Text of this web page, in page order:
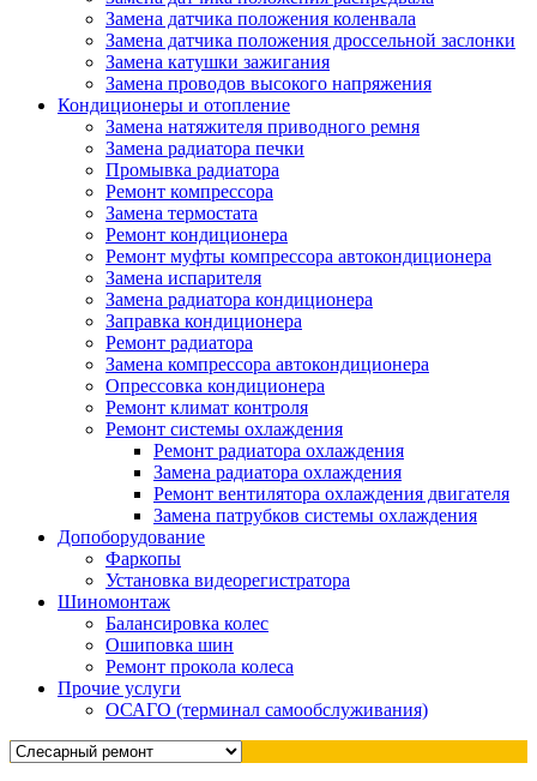
Замена датчика положения коленвала
Замена датчика положения дроссельной заслонки
Замена катушки зажигания
Замена проводов высокого напряжения
Кондиционеры и отопление
Замена натяжителя приводного ремня
Замена радиатора печки
Промывка радиатора
Ремонт компрессора
Замена термостата
Ремонт кондиционера
Ремонт муфты компрессора автокондиционера
Замена испарителя
Замена радиатора кондиционера
Заправка кондиционера
Ремонт радиатора
Замена компрессора автокондиционера
Опрессовка кондиционера
Ремонт климат контроля
Ремонт системы охлаждения
Ремонт радиатора охлаждения
Замена радиатора охлаждения
Ремонт вентилятора охлаждения двигателя
Замена патрубков системы охлаждения
Допоборудование
Фаркопы
Установка видеорегистратора
Шиномонтаж
Балансировка колес
Ошиповка шин
Ремонт прокола колеса
Прочие услуги
ОСАГО (терминал самообслуживания)